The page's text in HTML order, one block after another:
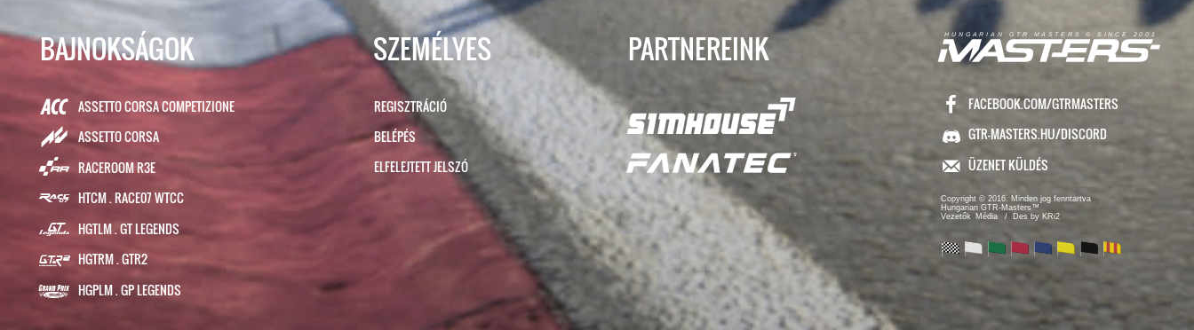
BAJNOKSÁGOK
ASSETTO CORSA COMPETIZIONE
ASSETTO CORSA
RACEROOM R3E
HTCM . RACE07 WTCC
HGTLM . GT LEGENDS
HGTRM . GTR2
HGPLM . GP LEGENDS
SZEMÉLYES
REGISZTRÁCIÓ
BELÉPÉS
ELFELEJTETT JELSZÓ
PARTNEREINK H U N G A R I A N G T R M A S T E R S © S I N C E 2 0 0 1
FACEBOOK.COM/GTRMASTERS
GTR-MASTERS.HU/DISCORD
ÜZENET KÜLDÉS
Copyright © 2016. Minden jog fenntartva
Hungarian GTR-Masters™
Vezetők
Média / Des by KRi2